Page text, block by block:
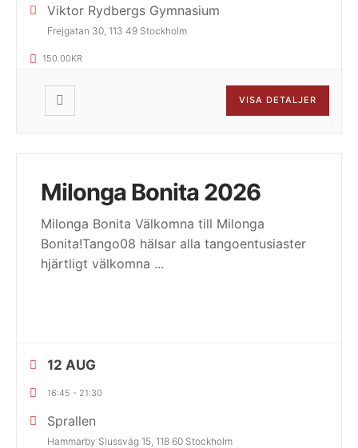
Viktor Rydbergs Gymnasium
Frejgatan 30, 113 49 Stockholm
150.00KR
VISA DETALJER
Milonga Bonita 2026
Milonga Bonita Välkomna till Milonga
Bonita!Tango08 hälsar alla tangoentusiaster
hjärtligt välkomna ...
12 AUG
16:45 - 21:30
Sprallen
Hammarby Slussväg 15, 118 60 Stockholm